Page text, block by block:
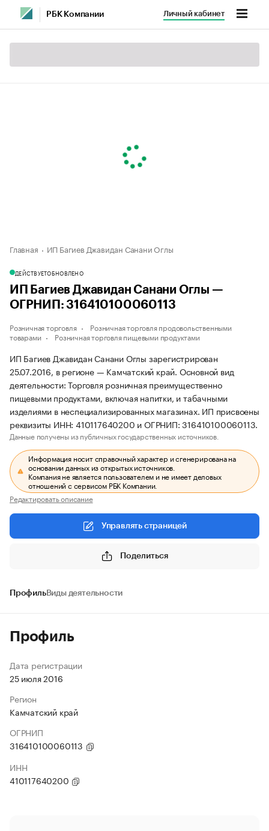
РБК Компании Личный кабинет
Главная ИП Багиев Джавидан Санани Оглы
ДЕЙСТВУЕТОБНОВЛЕНО
ИП Багиев Джавидан Санани Оглы —
ОГРНИП: 316410100060113
Розничная торговля
Розничная торговля продовольственными
товарами
Розничная торговля пищевыми продуктами
ИП Багиев Джавидан Санани Оглы зарегистрирован
25.07.2016, в регионе — Камчатский край. Основной вид
деятельности: Торговля розничная преимущественно
пищевыми продуктами, включая напитки, и табачными
изделиями в неспециализированных магазинах. ИП присвоены
реквизиты ИНН: 410117640200 и ОГРНИП: 316410100060113.
Данные получены из публичных государственных источников.
Информация носит справочный характер и сгенерирована на
основании данных из открытых источников.
Компания не является пользователем и не имеет деловых
отношений с сервисом РБК Компании.
Редактировать описание
Управлять страницей
Поделиться
ПрофильВиды деятельности
Профиль
Дата регистрации
25 июля 2016
Регион
Камчатский край
ОГРНИП
316410100060113
ИНН
410117640200